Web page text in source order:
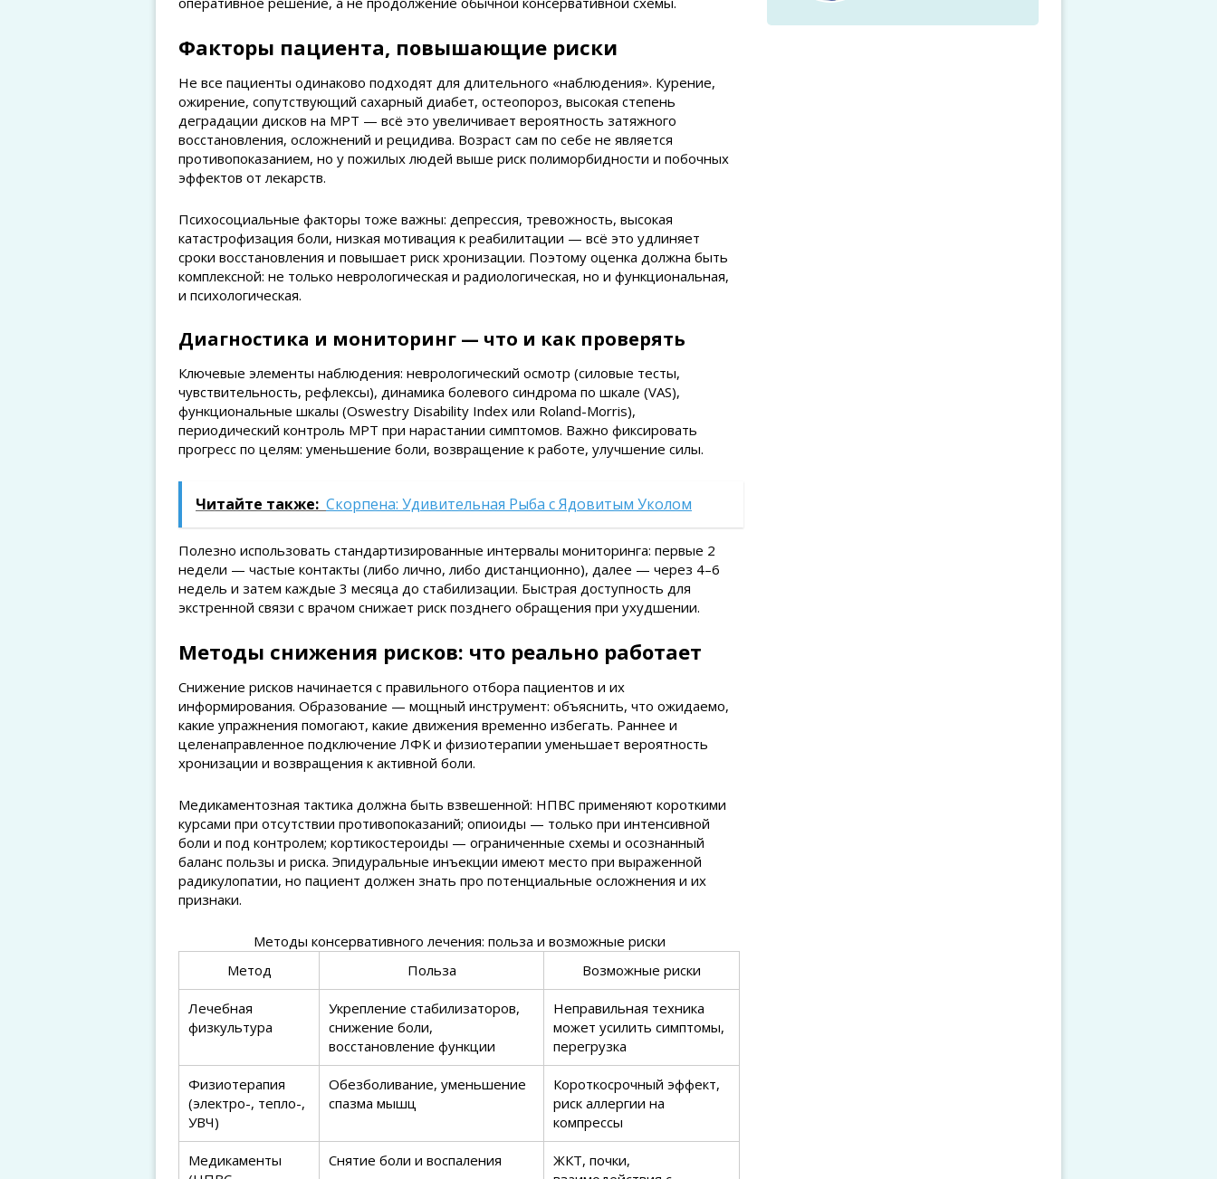
Факторы пациента, повышающие риски
Не все пациенты одинаково подходят для длительного «наблюдения». Курение,
ожирение, сопутствующий сахарный диабет, остеопороз, высокая степень
деградации дисков на МРТ — всё это увеличивает вероятность затяжного
восстановления, осложнений и рецидива. Возраст сам по себе не является
противопоказанием, но у пожилых людей выше риск полиморбидности и побочных
эффектов от лекарств.
Психосоциальные факторы тоже важны: депрессия, тревожность, высокая
катастрофизация боли, низкая мотивация к реабилитации — всё это удлиняет
сроки восстановления и повышает риск хронизации. Поэтому оценка должна быть
комплексной: не только неврологическая и радиологическая, но и функциональная,
и психологическая.
Диагностика и мониторинг — что и как проверять
Ключевые элементы наблюдения: неврологический осмотр (силовые тесты,
чувствительность, рефлексы), динамика болевого синдрома по шкале (VAS),
функциональные шкалы (Oswestry Disability Index или Roland-Morris),
периодический контроль МРТ при нарастании симптомов. Важно фиксировать
прогресс по целям: уменьшение боли, возвращение к работе, улучшение силы.
Читайте также: Скорпена: Удивительная Рыба с Ядовитым Уколом
Полезно использовать стандартизированные интервалы мониторинга: первые 2
недели — частые контакты (либо лично, либо дистанционно), далее — через 4–6
недель и затем каждые 3 месяца до стабилизации. Быстрая доступность для
экстренной связи с врачом снижает риск позднего обращения при ухудшении.
Методы снижения рисков: что реально работает
Снижение рисков начинается с правильного отбора пациентов и их
информирования. Образование — мощный инструмент: объяснить, что ожидаемо,
какие упражнения помогают, какие движения временно избегать. Раннее и
целенаправленное подключение ЛФК и физиотерапии уменьшает вероятность
хронизации и возвращения к активной боли.
Медикаментозная тактика должна быть взвешенной: НПВС применяют короткими
курсами при отсутствии противопоказаний; опиоиды — только при интенсивной
боли и под контролем; кортикостероиды — ограниченные схемы и осознанный
баланс пользы и риска. Эпидуральные инъекции имеют место при выраженной
радикулопатии, но пациент должен знать про потенциальные осложнения и их
признаки.
Методы консервативного лечения: польза и возможные риски
Метод
Польза Возможные риски
Лечебная
физкультура
Укрепление стабилизаторов,
снижение боли,
восстановление функции
Неправильная техника
может усилить симптомы,
перегрузка
Физиотерапия
(электро-, тепло-,
УВЧ)
Обезболивание, уменьшение
спазма мышц
Короткосрочный эффект,
риск аллергии на
компрессы
Медикаменты
Снятие боли и воспаления
ЖКТ, почки,